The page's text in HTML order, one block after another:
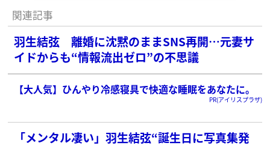
関連記事
羽生結弦 離婚に沈黙のままSNS再開…元妻サ
イドからも“情報流出ゼロ”の不思議
【大人気】ひんやり冷感寝具で快適な睡眠をあなたに。
PR(アイリスプラザ)
「メンタル凄い」羽生結弦“誕生日に写真集発